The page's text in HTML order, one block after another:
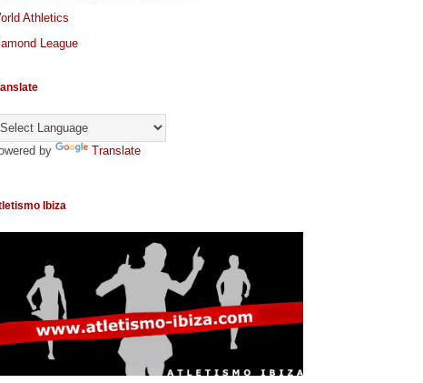
Athletics
League
by Translate
Ibiza